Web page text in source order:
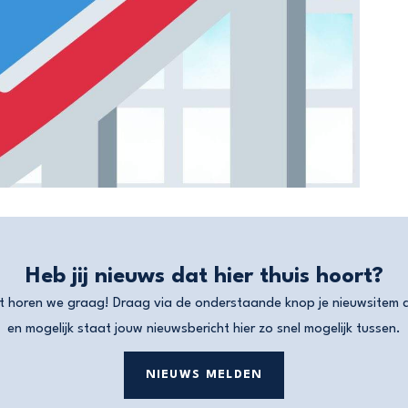
Heb jij nieuws dat hier thuis hoort?
horen we graag! Draag via de onderstaande knop je nieuwsitem
en mogelijk staat jouw nieuwsbericht hier zo snel mogelijk tussen.
NIEUWS MELDEN